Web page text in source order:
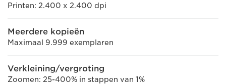
Printen: 2.400 x 2.400 dpi
Meerdere kopieën
Maximaal 9.999 exemplaren
Verkleining/vergroting
Zoomen: 25-400% in stappen van 1%